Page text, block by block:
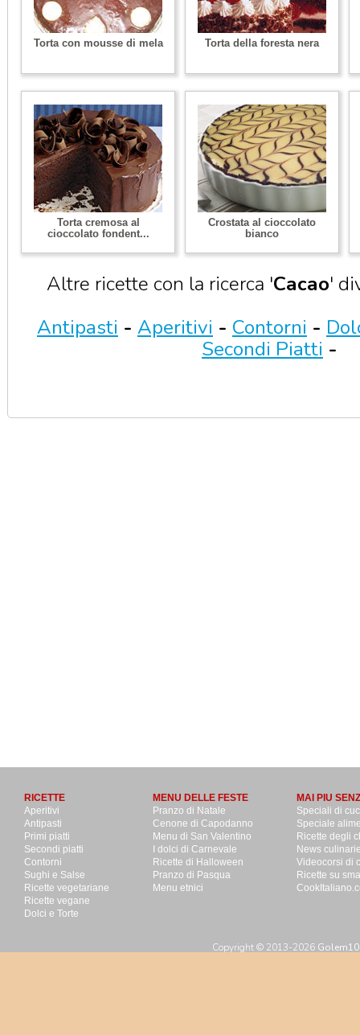
Torta con mousse di mela Torta della foresta nera
Torta cremosa al
cioccolato fondent...
Crostata al cioccolato
bianco
Altre ricette con la ricerca 'Cacao'
Antipasti - Aperitivi - Contorni -
Secondi Piatti -
RICETTE
Aperitivi
Antipasti
Primi piatti
Secondi piatti
Contorni
Sughi e Salse
Ricette vegetariane
Ricette vegane
Dolci e Torte
MENU DELLE FESTE
Pranzo di Natale
Cenone di Capodanno
Menu di San Valentino
I dolci di Carnevale
Ricette di Halloween
Pranzo di Pasqua
Menu etnici
MAI PIU
Speciali di
Speciale
Ricette degli
News
Videocorsi di
Ricette su
Copyright © 2013-2026